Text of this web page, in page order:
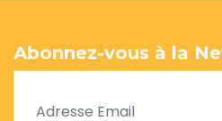
Abonnez-vous à la